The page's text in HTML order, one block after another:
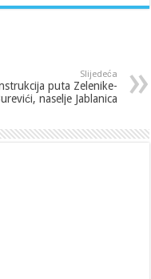
Slijedeća
puta Zelenike-
naselje Jablanica